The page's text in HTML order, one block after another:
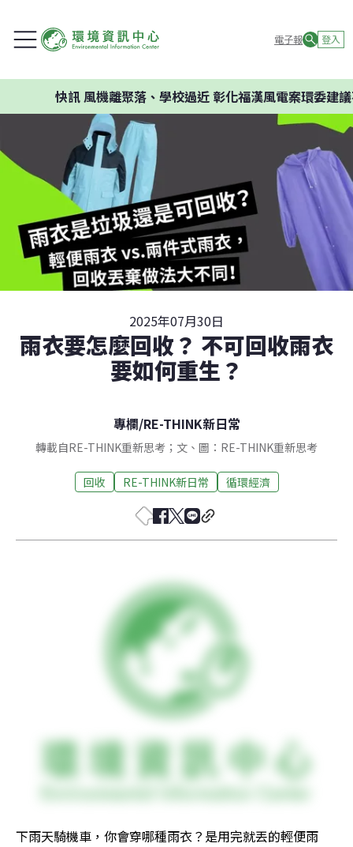
電子報 登入
風機離聚落、學校過近 彰化福漢風電案環委建議不應
2025年07月30日
雨衣要怎麼回收？ 不可回收雨衣
要如何重生？
專欄/RE-THINK新日常
轉載自RE-THINK重新思考；文、圖：RE-THINK重新思考
回收 RE-THINK新日常 循環經濟
下雨天騎機車，你會穿哪種雨衣？是用完就丟的輕便雨